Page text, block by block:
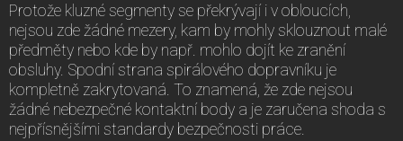
Protože kluzné segmenty se překrývají i v obloucích,
nejsou zde žádné mezery, kam by mohly sklouznout malé
předměty nebo kde by např. mohlo dojít ke zranění
obsluhy. Spodní strana spirálového dopravníku je
kompletně zakrytovaná. To znamená, že zde nejsou
žádné nebezpečné kontaktní body a je zaručena shoda s
nejpřísnějšími standardy bezpečnosti práce.